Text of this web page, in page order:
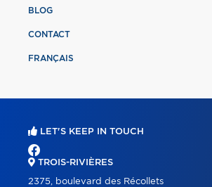
BLOG
CONTACT
FRANÇAIS
LET'S KEEP IN TOUCH
TROIS-RIVIÈRES
2375, boulevard des Récollets